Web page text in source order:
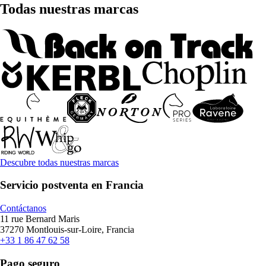
Todas nuestras marcas
Descubre todas nuestras marcas
Servicio postventa en Francia
Contáctanos
11 rue Bernard Maris
37270 Montlouis-sur-Loire, Francia
+33 1 86 47 62 58
Pago seguro